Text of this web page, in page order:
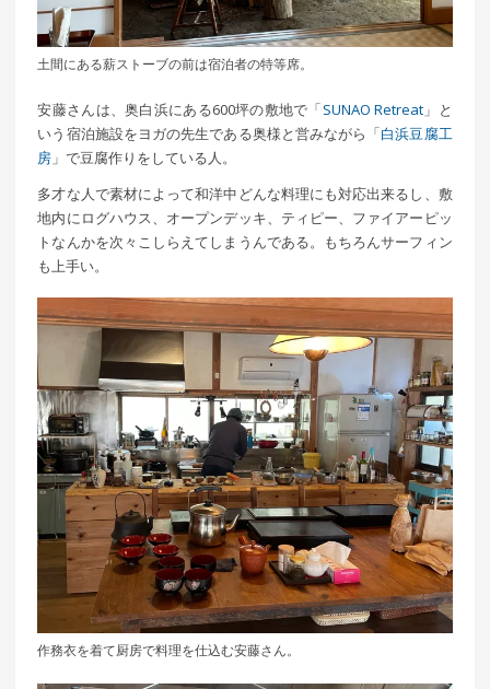
土間にある薪ストーブの前は宿泊者の特等席。
安藤さんは、奥白浜にある600坪の敷地で「SUNAO Retreat 」と
いう宿泊施設をヨガの先生である奥様と営みながら「白浜豆腐工
房 」で豆腐作りをしている人。
多才な人で素材によって和洋中どんな料理にも対応出来るし、敷
地内にログハウス、オープンデッキ、ティピー、ファイアーピッ
トなんかを次々こしらえてしまうんである。もちろんサーフィン
も上手い。
作務衣を着て厨房で料理を仕込む安藤さん。